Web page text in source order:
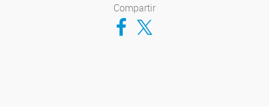
Compartir
Compartir en Facebook
Compartir en Twitter